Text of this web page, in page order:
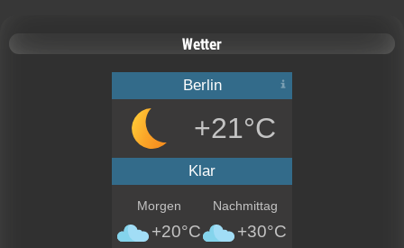
Wetter
Berlin
+21°C
Klar
Morgen
+20°C
Nachmittag
+30°C